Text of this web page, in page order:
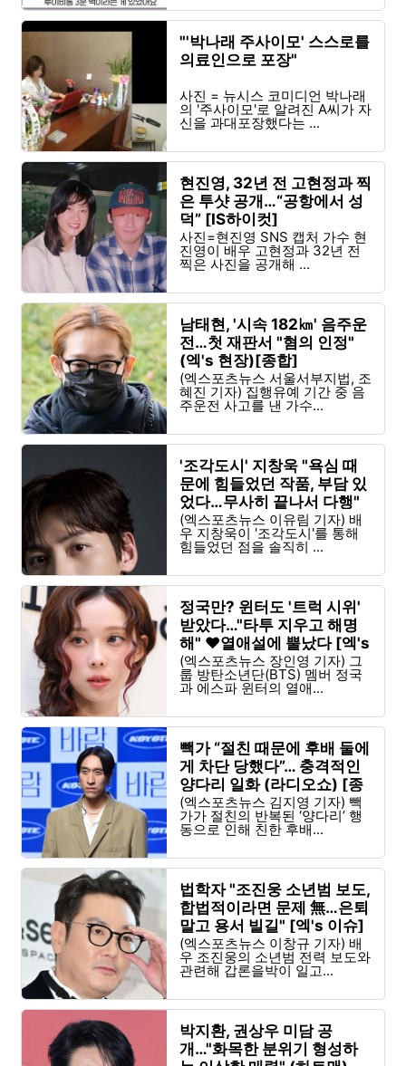
"'박나래 주사이모' 스스로를
의료인으로 포장"
사진 = 뉴시스 코미디언 박나래
의 '주사이모'로 알려진 A씨가 자
신을 과대포장했다는 ...
현진영, 32년 전 고현정과 찍
은 투샷 공개…“공항에서 성
덕” [IS하이컷]
사진=현진영 SNS 캡처 가수 현
진영이 배우 고현정과 32년 전
찍은 사진을 공개해 ...
남태현, '시속 182㎞' 음주운
전…첫 재판서 "혐의 인정"
(엑's 현장)[종합]
(엑스포츠뉴스 서울서부지법, 조
혜진 기자) 집행유예 기간 중 음
주운전 사고를 낸 가수...
'조각도시' 지창욱 "욕심 때
문에 힘들었던 작품, 부담 있
었다…무사히 끝나서 다행"
[엑's 인터뷰]
(엑스포츠뉴스 이유림 기자) 배
우 지창욱이 '조각도시'를 통해
힘들었던 점을 솔직히 ...
정국만? 윈터도 '트럭 시위'
받았다…"타투 지우고 해명
해" ♥열애설에 뿔났다 [엑's
이슈]
(엑스포츠뉴스 장인영 기자) 그
룹 방탄소년단(BTS) 멤버 정국
과 에스파 윈터의 열애...
빽가 “절친 때문에 후배 둘에
게 차단 당했다”… 충격적인
양다리 일화 (라디오쇼) [종
합]
(엑스포츠뉴스 김지영 기자) 빽
가가 절친의 반복된 ‘양다리’ 행
동으로 인해 친한 후배...
법학자 "조진웅 소년범 보도,
합법적이라면 문제 無…은퇴
말고 용서 빌길" [엑's 이슈]
(엑스포츠뉴스 이창규 기자) 배
우 조진웅의 소년범 전력 보도와
관련해 갑론을박이 일고...
박지환, 권상우 미담 공
개…"화목한 분위기 형성하